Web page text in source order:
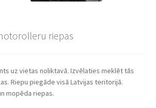
riepas
uz vietas noliktavā. Izvēlaties meklēt tās
Riepu piegāde visā Latvijas teritorijā.
mopēda riepas.